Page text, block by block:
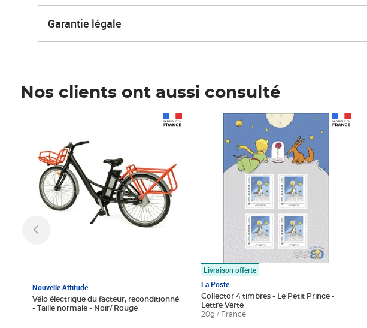
Garantie légale
Nos clients ont aussi consulté
Nouvelle Attitude
Vélo électrique du facteur, reconditionné
- Taille normale - Noir/ Rouge
Livraison offerte
La Poste
Collector 4 timbres - Le Petit Prince -
Lettre Verte
20g / France
Prix 7,50€